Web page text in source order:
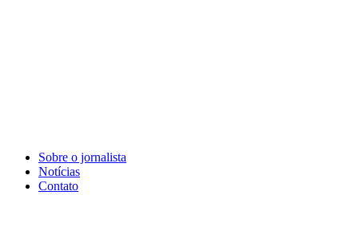
Sobre o jornalista
Notícias
Contato